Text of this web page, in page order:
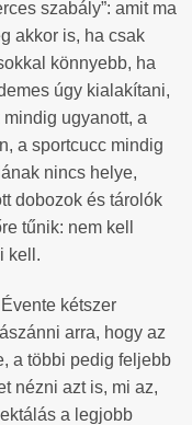
szabály”: amit ma
akkor is, ha csak
könnyebb, ha
úgy kialakítani,
ugyanott, a
a sportcucc mindig
nincs helye,
dobozok és tárolók
tűnik: nem kell
kell.
kétszer
arra, hogy az
a többi pedig feljebb
nézni azt is, mi az,
a legjobb